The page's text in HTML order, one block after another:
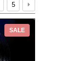
5
SALE